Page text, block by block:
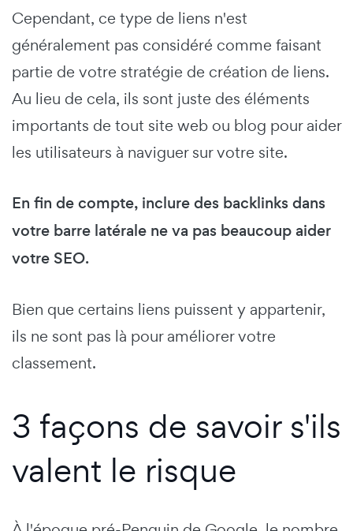
Cependant, ce type de liens n'est
généralement pas considéré comme faisant
partie de votre stratégie de création de liens.
Au lieu de cela, ils sont juste des éléments
importants de tout site web ou blog pour aider
les utilisateurs à naviguer sur votre site.
En fin de compte, inclure des backlinks dans
votre barre latérale ne va pas beaucoup aider
votre SEO.
Bien que certains liens puissent y appartenir,
ils ne sont pas là pour améliorer votre
classement.
3 façons de savoir s'ils
valent le risque